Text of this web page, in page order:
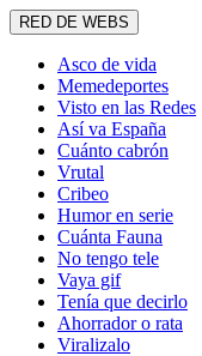
RED DE WEBS
Asco de vida
Memedeportes
Visto en las Redes
Así va España
Cuánto cabrón
Vrutal
Cribeo
Humor en serie
Cuánta Fauna
No tengo tele
Vaya gif
Tenía que decirlo
Ahorrador o rata
Viralizalo